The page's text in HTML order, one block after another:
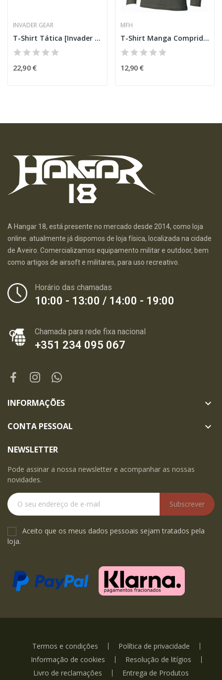
INVADER GEAR
T-Shirt Tática [Invader Gear]
22,90 €
MFH
T-Shirt Manga Comprida c/ Bolsos Olive [MFH]
12,90 €
A Hangar 18, está presente no mercado desde 2014, como loja
online. atualmente já dispomos de loja física, localizada na cidade
de Aveiro. Comercializamos equipamento militar e outdoor, bem
como artigos de airsoft e militares, para uso recreativo.
Horário das chamadas
10:00 - 13:00 / 14:00 - 19:00
Chamada para rede fixa nacional
+351 234 095 067
INFORMAÇÕES 
CONTA PESSOAL 
NEWSLETTER
Pode assinar a nossa newsletter e acompanhar as nossas
novidades.
Subscrever
Aceito que os meus dados pessoais sejam tratados pela
loja.
Termos e condições
Política de privacidade
Informação de cookies
Resolução de litígios
Livro de reclamações
Entrega de Produtos